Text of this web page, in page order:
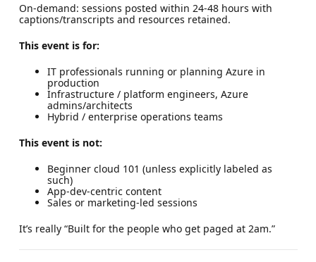
On-demand: sessions posted within 24-48 hours with
captions/transcripts and resources retained.
This event is for:
IT professionals running or planning Azure in
production
Infrastructure / platform engineers, Azure
admins/architects
Hybrid / enterprise operations teams
This event is not:
Beginner cloud 101 (unless explicitly labeled as
such)
App-dev-centric content
Sales or marketing-led sessions
It’s really “Built for the people who get paged at 2am.”